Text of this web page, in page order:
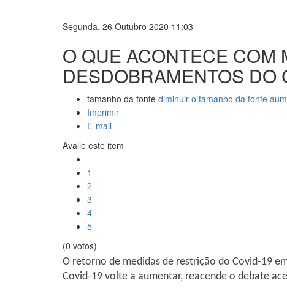
Segunda, 26 Outubro 2020 11:03
O QUE ACONTECE COM
DESDOBRAMENTOS DO
tamanho da fonte diminuir o tamanho da fonte
Imprimir
E-mail
Avalie este item
1
2
3
4
5
(0 votos)
O retorno de medidas de restrição do Covid-19
Covid-19 volte a aumentar, reacende o debate